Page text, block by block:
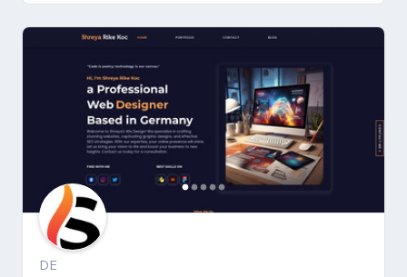
DE